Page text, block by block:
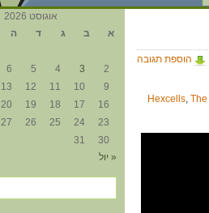
הוספת תגובה
Hexcells, The
אוגוסט 2026
א
ב ג ד ה
2
3
4
5
6
9
10
11
12
13
16
17
18
19
20
23
24
25
26
27
30
31
« יול